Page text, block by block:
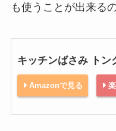
も使うことが出来る
キッチンばさみ トン
Amazonで見る 楽